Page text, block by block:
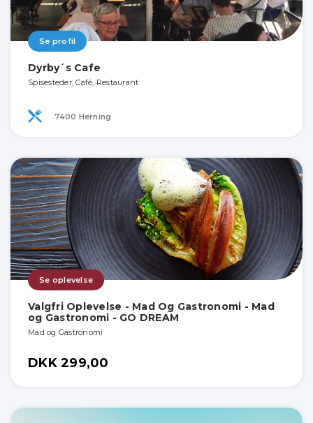
Se profil
Dyrby´s Cafe
Spisesteder, Café, Restaurant
7400 Herning
Se oplevelse
Valgfri Oplevelse - Mad Og Gastronomi - Mad
og Gastronomi - GO DREAM
Mad og Gastronomi
DKK 299,00